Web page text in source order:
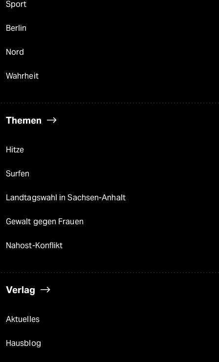
Sport
Berlin
Nord
Wahrheit
Themen
Hitze
Surfen
Landtagswahl in Sachsen-Anhalt
Gewalt gegen Frauen
Nahost-Konflikt
Verlag
Aktuelles
Hausblog